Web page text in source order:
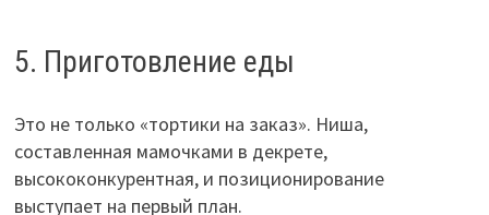
5. Приготовление еды
Это не только «тортики на заказ». Ниша,
составленная мамочками в декрете,
высококонкурентная, и позиционирование
выступает на первый план.